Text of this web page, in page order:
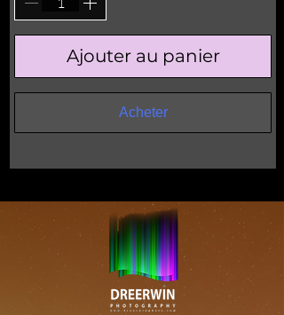
Ajouter au panier
Acheter